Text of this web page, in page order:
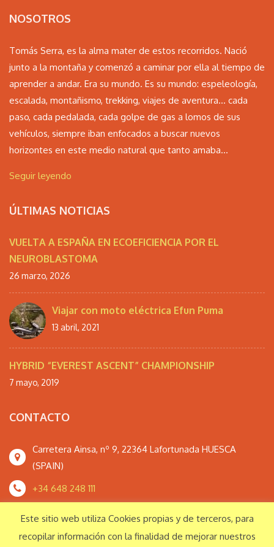
NOSOTROS
Tomás Serra, es la alma mater de estos recorridos. Nació
junto a la montaña y comenzó a caminar por ella al tiempo de
aprender a andar. Era su mundo. Es su mundo: espeleología,
escalada, montañismo, trekking, viajes de aventura… cada
paso, cada pedalada, cada golpe de gas a lomos de sus
vehículos, siempre iban enfocados a buscar nuevos
horizontes en este medio natural que tanto amaba...
Seguir leyendo
ÚLTIMAS NOTICIAS
VUELTA A ESPAÑA EN ECOEFICIENCIA POR EL
NEUROBLASTOMA
26 marzo, 2026
Viajar con moto eléctrica Efun Puma
13 abril, 2021
HYBRID “EVEREST ASCENT” CHAMPIONSHIP
7 mayo, 2019
CONTACTO
Carretera Ainsa, nº 9, 22364 Lafortunada HUESCA
(SPAIN)
+34 648 248 111
Este sitio web utiliza Cookies propias y de terceros, para
recopilar información con la finalidad de mejorar nuestros